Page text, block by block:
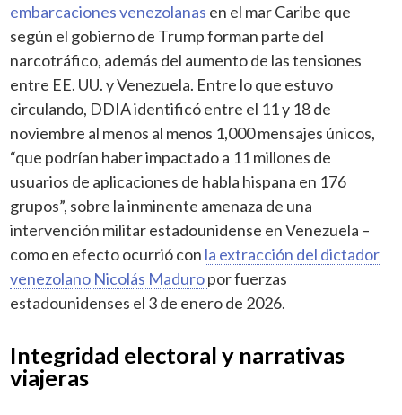
embarcaciones venezolanas en el mar Caribe que
según el gobierno de Trump forman parte del
narcotráfico, además del aumento de las tensiones
entre EE. UU. y Venezuela. Entre lo que estuvo
circulando, DDIA identificó entre el 11 y 18 de
noviembre al menos al menos 1,000 mensajes únicos,
“que podrían haber impactado a 11 millones de
usuarios de aplicaciones de habla hispana en 176
grupos”, sobre la inminente amenaza de una
intervención militar estadounidense en Venezuela –
como en efecto ocurrió con la extracción del dictador
venezolano Nicolás Maduropor fuerzas
estadounidenses el 3 de enero de 2026.
Integridad electoral y narrativas
viajeras